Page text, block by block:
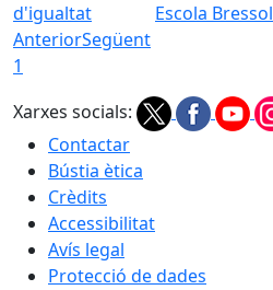
d'igualtat
Escola Bressol
AnteriorSegüent
1
Xarxes socials:
Contactar
Bústia ètica
Crèdits
Accessibilitat
Avís legal
Protecció de dades